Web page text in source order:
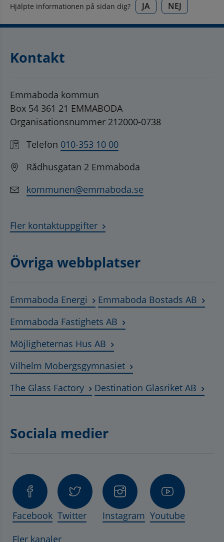
Hjälpte informationen på sidan dig?
JA NEJ
Kontakt
Emmaboda kommun
Box 54 361 21 EMMABODA
Organisationsnummer 212000-0738
Telefon 010-353 10 00
Rådhusgatan 2 Emmaboda
kommunen@emmaboda.se
Fler kontaktuppgifter
Övriga webbplatser
Emmaboda Energi Länk till annan webbplats,
Emmaboda Bostads AB
Emmaboda Fastighets AB Länk till annan
Möjligheternas Hus AB Länk till annan webbplats,
Vilhelm MobergsgymnasietLänk till annan
The Glass FactoryLänk till annan webbplats,
Destination Glasriket AB
Sociala medier
Facebook Twitter Instagram Youtube
Fler kanaler